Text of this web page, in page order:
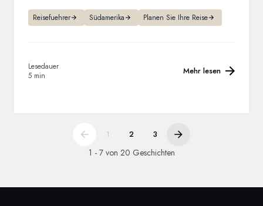
Reisefuehrer Südamerika Planen Sie Ihre Reise
Lesedauer
5 min
Mehr lesen
1 2 3
1 - 7 von 20 Geschichten